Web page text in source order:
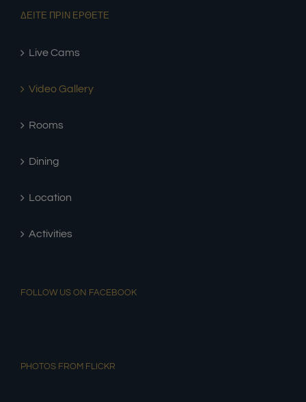
ΔΕΙΤΕ ΠΡΙΝ ΕΡΘΕΤΕ
Live Cams
Video Gallery
Rooms
Dining
Location
Activities
FOLLOW US ON FACEBOOK
PHOTOS FROM FLICKR